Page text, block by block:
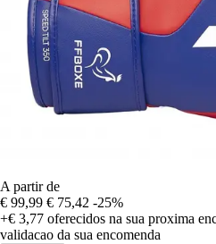
A partir de
€ 99,99 € 75,42 -25%
+€ 3,77 oferecidos na sua proxima
validacao da sua encomenda